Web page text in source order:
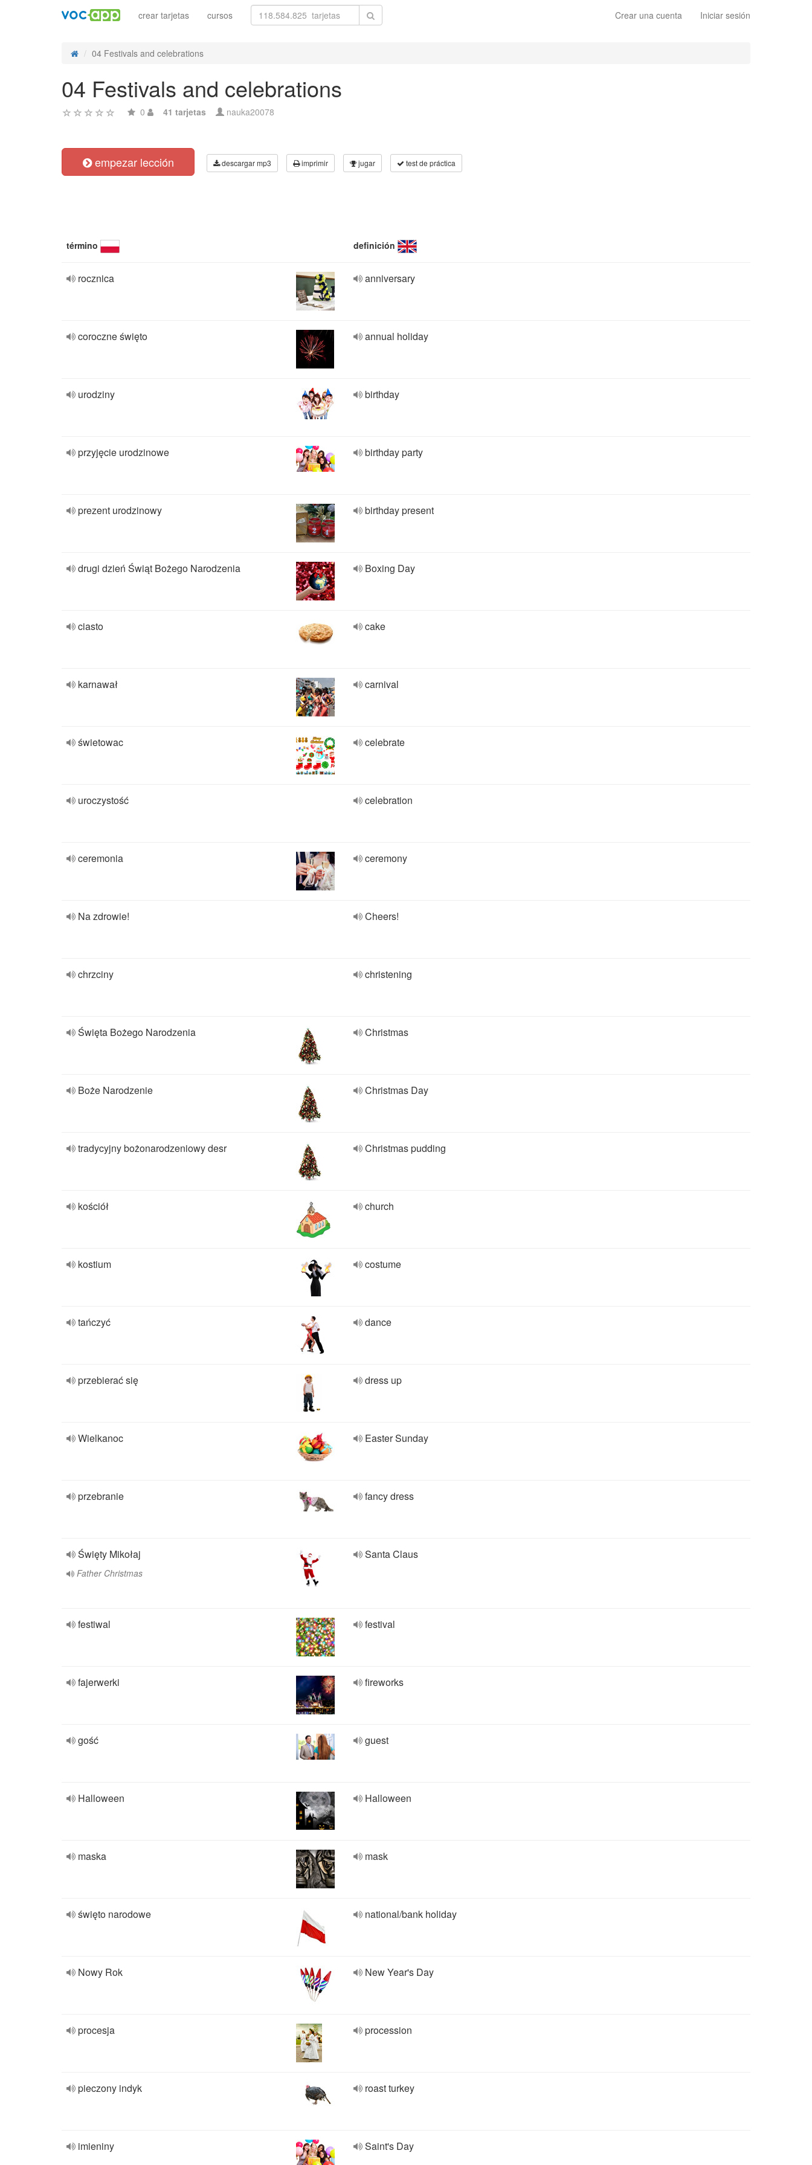
Crear una cuenta Iniciar sesión
crear tarjetas cursos
04 Festivals and celebrations
04 Festivals and celebrations
0 41 tarjetas nauka20078
empezar lección descargar mp3 imprimir jugar test de práctica
término definición
rocznica anniversary
coroczne święto annual holiday
urodziny birthday
przyjęcie urodzinowe birthday party
prezent urodzinowy birthday present
drugi dzień Świąt Bożego Narodzenia Boxing Day
ciasto cake
karnawał carnival
świetowac celebrate
uroczystość celebration
ceremonia ceremony
Na zdrowie! Cheers!
chrzciny christening
Święta Bożego Narodzenia Christmas
Boże Narodzenie Christmas Day
tradycyjny bożonarodzeniowy desr Christmas pudding
kościół church
kostium costume
tańczyć dance
przebierać się dress up
Wielkanoc Easter Sunday
przebranie fancy dress
Święty Mikołaj
Father Christmas
Santa Claus
festiwal festival
fajerwerki fireworks
gość guest
Halloween Halloween
maska mask
święto narodowe national/bank holiday
Nowy Rok New Year's Day
procesja procession
pieczony indyk roast turkey
imieniny Saint's Day